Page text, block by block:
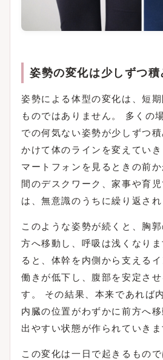
姿勢の変化は少しずつ積
姿勢による体型の変化は、短
ものではありません。 多くの
での何気ない姿勢が少しずつ
かけて体のラインを変えてい
マートフォンを見るときの前
間のデスクワーク、家事や育
は、無意識のうちに繰り返され
このような姿勢が続くと、胸
方へ移動し、呼吸は浅くなり
ると、体幹を内側から支える
働きが低下し、腹部を安定さ
す。 その結果、本来であれば
内臓の位置がわずかに前方へ
出やすい状態が作られていきま
この変化は一日で起きるもので